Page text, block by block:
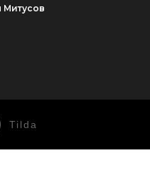
Митусов
Tilda